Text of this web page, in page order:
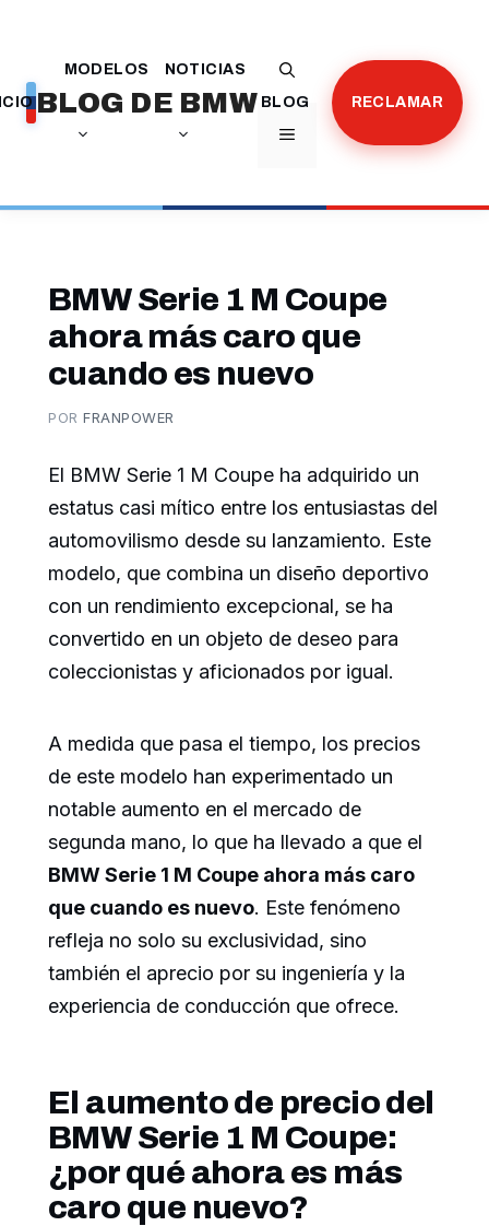
contenido
BLOG DE BMW
MENÚ
MODELOS
NOTICIAS
BLOG
RECLAMAR
BMW Serie 1 M Coupe
ahora más caro que
cuando es nuevo
PORFRANPOWER
El BMW Serie 1 M Coupe ha adquirido un
estatus casi mítico entre los entusiastas del
automovilismo desde su lanzamiento. Este
modelo, que combina un diseño deportivo
con un rendimiento excepcional, se ha
convertido en un objeto de deseo para
coleccionistas y aficionados por igual.
A medida que pasa el tiempo, los precios
de este modelo han experimentado un
notable aumento en el mercado de
segunda mano, lo que ha llevado a que el
BMW Serie 1 M Coupe ahora más caro
que cuando es nuevo. Este fenómeno
refleja no solo su exclusividad, sino
también el aprecio por su ingeniería y la
experiencia de conducción que ofrece.
El aumento de precio del
BMW Serie 1 M Coupe:
¿por qué ahora es más
caro que nuevo?